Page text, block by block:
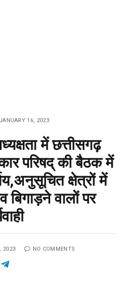
JANUARY 16, 2023
में छत्तीसगढ़
परिषद् की बैठक में
क्षेत्रों में
बिगाड़ने वालों पर
2023 NO COMMENTS